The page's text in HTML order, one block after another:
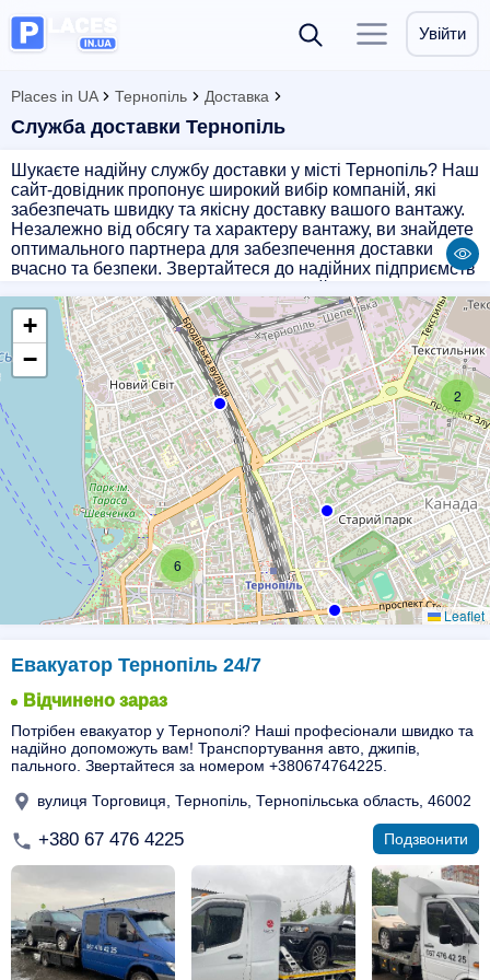
Увійти
Places in UA Тернопіль Доставка
Служба доставки Тернопіль
Шукаєте надійну службу доставки у місті Тернопіль? Наш
сайт-довідник пропонує широкий вибір компаній, які
забезпечать швидку та якісну доставку вашого вантажу.
Незалежно від обсягу та характеру вантажу, ви знайдете
оптимального партнера для забезпечення доставки
вчасно та безпеки. Звертайтеся до надійних підприємств
послугами доставки в Тернополі.
2
6
+
−
Leaflet
Евакуатор Тернопіль 24/7
Відчинено зараз
Потрібен евакуатор у Тернополі? Наші професіонали швидко та
надійно допоможуть вам! Транспортування авто, джипів,
пального. Звертайтеся за номером +380674764225.
вулиця Торговиця, Тернопіль, Тернопільська область, 46002
+380 67 476 4225 Подзвонити